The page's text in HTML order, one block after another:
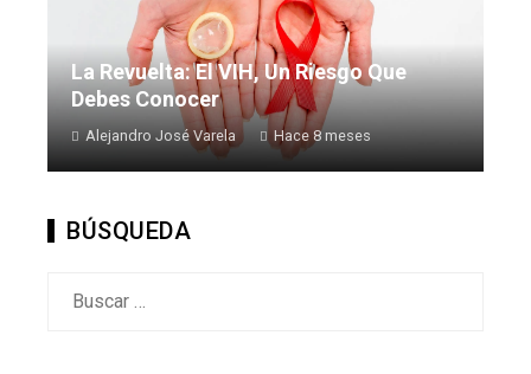
La Revuelta: El VIH, Un Riesgo Que
Debes Conocer
Alejandro José Varela Hace 8 meses
BÚSQUEDA